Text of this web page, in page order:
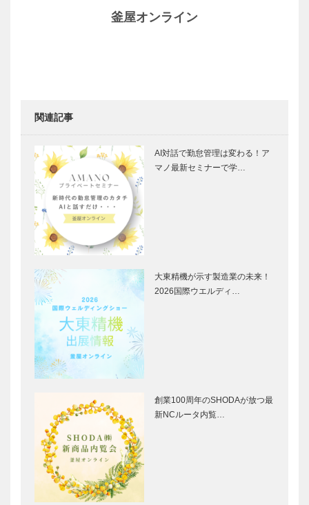
釜屋オンライン
関連記事
AI対話で勤怠管理は変わる！ア
マノ最新セミナーで学…
大東精機が示す製造業の未来！
2026国際ウエルディ…
創業100周年のSHODAが放つ最
新NCルータ内覧…